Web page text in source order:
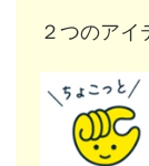
２つのアイ